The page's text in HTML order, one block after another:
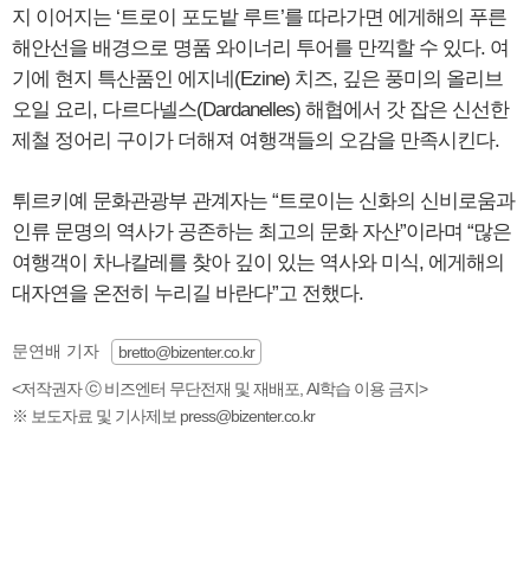
지 이어지는 ‘트로이 포도밭 루트’를 따라가면 에게해의 푸른
해안선을 배경으로 명품 와이너리 투어를 만끽할 수 있다. 여
기에 현지 특산품인 에지네(Ezine) 치즈, 깊은 풍미의 올리브
오일 요리, 다르다넬스(Dardanelles) 해협에서 갓 잡은 신선한
제철 정어리 구이가 더해져 여행객들의 오감을 만족시킨다.
튀르키예 문화관광부 관계자는 “트로이는 신화의 신비로움과
인류 문명의 역사가 공존하는 최고의 문화 자산”이라며 “많은
여행객이 차나칼레를 찾아 깊이 있는 역사와 미식, 에게해의
대자연을 온전히 누리길 바란다”고 전했다.
문연배 기자
bretto@bizenter.co.kr
<저작권자 ⓒ 비즈엔터 무단전재 및 재배포, AI학습 이용 금지>
※ 보도자료 및 기사제보 press@bizenter.co.kr